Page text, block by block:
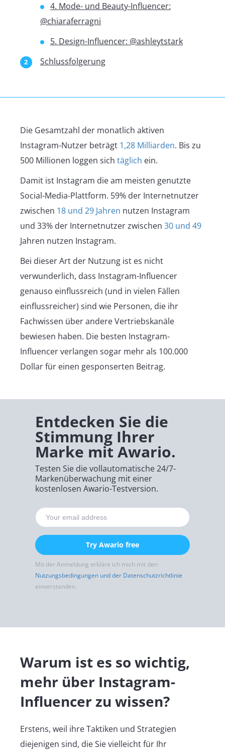
4. Mode- und Beauty-Influencer:
@chiaraferragni
5. Design-Influencer: @ashleytstark
Schlussfolgerung
Die Gesamtzahl der monatlich aktiven
Instagram-Nutzer beträgt 1,28 Milliarden. Bis zu
500 Millionen loggen sich täglich ein.
Damit ist Instagram die am meisten genutzte
Social-Media-Plattform. 59% der Internetnutzer
zwischen 18 und 29 Jahren nutzen Instagram
und 33% der Internetnutzer zwischen 30 und 49
Jahren nutzen Instagram.
Bei dieser Art der Nutzung ist es nicht
verwunderlich, dass Instagram-Influencer
genauso einflussreich (und in vielen Fällen
einflussreicher) sind wie Personen, die ihr
Fachwissen über andere Vertriebskanäle
bewiesen haben. Die besten Instagram-
Influencer verlangen sogar mehr als 100.000
Dollar für einen gesponserten Beitrag.
Entdecken Sie die
Stimmung Ihrer
Marke mit Awario.
Testen Sie die vollautomatische 24/7-
Markenüberwachung mit einer
kostenlosen Awario-Testversion.
Try Awario free
Mit der Anmeldung erkläre ich mich mit den
Nutzungsbedingungen und der Datenschutzrichtlinie
einverstanden.
Warum ist es so wichtig,
mehr über Instagram-
Influencer zu wissen?
Erstens, weil ihre Taktiken und Strategien
diejenigen sind, die Sie vielleicht für Ihr